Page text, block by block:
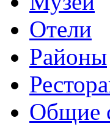
Отели
Районы
Общие